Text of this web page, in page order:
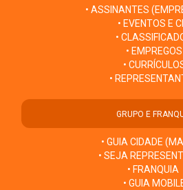
• ASSINANTES
• EVENTOS E
•
• EMPREGOS
•
•
GRUPO E
• GUIA CIDADE
• SEJA
• FRANQUIA
• GUIA